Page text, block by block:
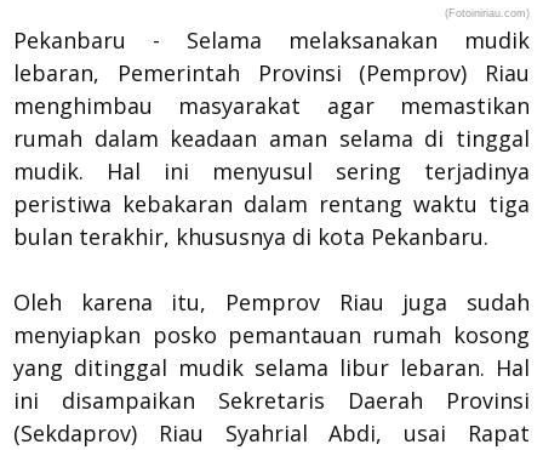
(Fotoiniriau.com)
Pekanbaru - Selama melaksanakan mudik
lebaran, Pemerintah Provinsi (Pemprov) Riau
menghimbau masyarakat agar memastikan
rumah dalam keadaan aman selama di tinggal
mudik. Hal ini menyusul sering terjadinya
peristiwa kebakaran dalam rentang waktu tiga
bulan terakhir, khususnya di kota Pekanbaru.
Oleh karena itu, Pemprov Riau juga sudah
menyiapkan posko pemantauan rumah kosong
yang ditinggal mudik selama libur lebaran. Hal
ini disampaikan Sekretaris Daerah Provinsi
(Sekdaprov) Riau Syahrial Abdi, usai Rapat